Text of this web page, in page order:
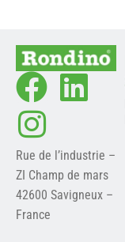
Rue de l’industrie –
ZI Champ de mars
42600 Savigneux –
France